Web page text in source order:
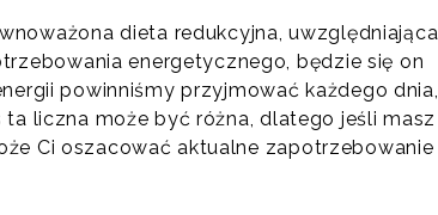
dieta redukcyjna, uwzględniająca
energetycznego, będzie się on
powinniśmy przyjmować każdego dnia,
liczna może być różna, dlatego jeśli masz
Ci oszacować aktualne zapotrzebowanie